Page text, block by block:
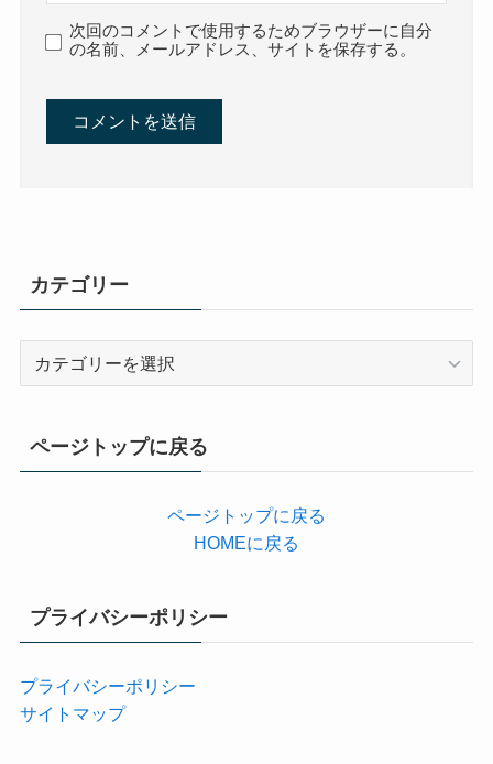
次回のコメントで使用するためブラウザーに自分
の名前、メールアドレス、サイトを保存する。
カテゴリー
ページトップに戻る
ページトップに戻る
HOMEに戻る
プライバシーポリシー
プライバシーポリシー
サイトマップ